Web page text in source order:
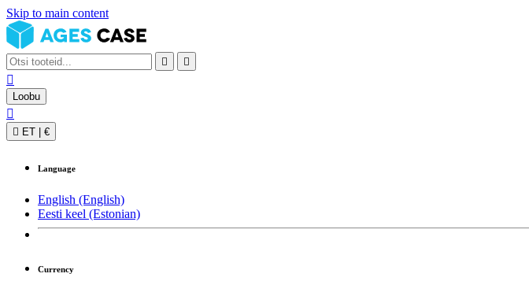
Skip to main content
 

Loobu

 ET €
Language
English (English)
Eesti keel (Estonian)
Currency